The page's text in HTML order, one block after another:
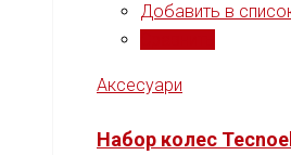
Добавить в
Аксесуари
Набор колес